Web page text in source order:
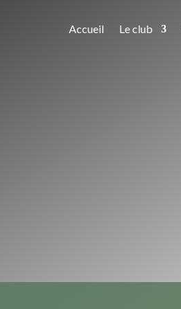
Accueil Le club